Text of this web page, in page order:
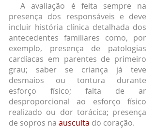
  A avaliação é feita sempre na
presença dos responsáveis e deve
incluir história clínica detalhada dos
antecedentes familiares como, por
exemplo, presença de patologias
cardíacas em parentes de primeiro
grau; saber se criança já teve
desmaios ou tontura durante
esforço físico; falta de ar
desproporcional ao esforço físico
realizado ou dor torácica; presença
de sopros na ausculta do coração.